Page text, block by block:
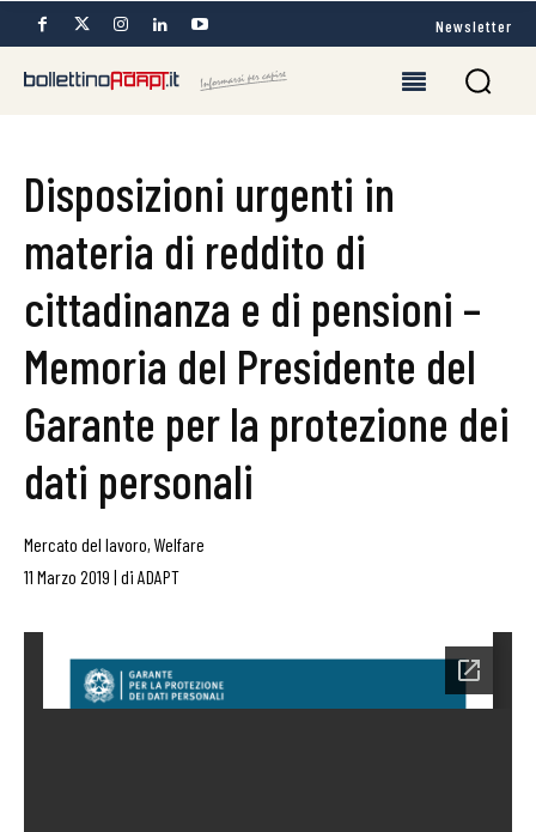
Newsletter
Disposizioni urgenti in
materia di reddito di
cittadinanza e di pensioni –
Memoria del Presidente del
Garante per la protezione dei
dati personali
Mercato del lavoro, Welfare
11 Marzo 2019 | di ADAPT